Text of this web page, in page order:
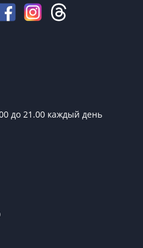
до 21.00 каждый день